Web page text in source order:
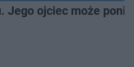
Jego ojciec może